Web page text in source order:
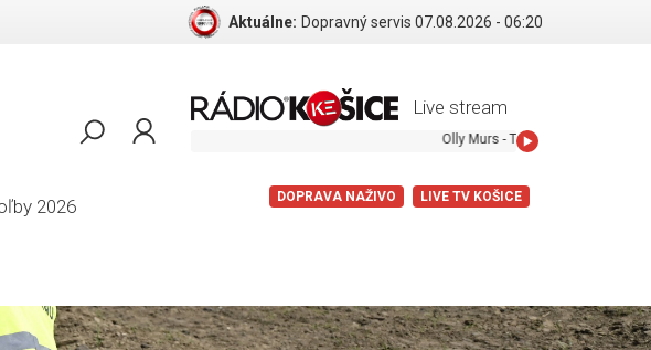
Aktuálne: Dopravný servis 07.08.2026 - 06:20
2026
Live stream
Olly Murs - Thinking of Me
DOPRAVA NAŽIVO LIVE TV KOŠICE